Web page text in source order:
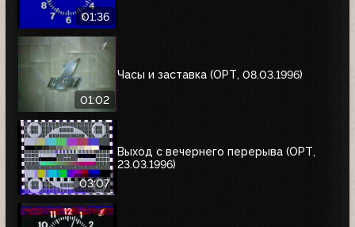
01:36
01:02
Часы и заставка (ОРТ, 08.03.1996)
03:07
Выход с вечернего перерыва (ОРТ,
23.03.1996)